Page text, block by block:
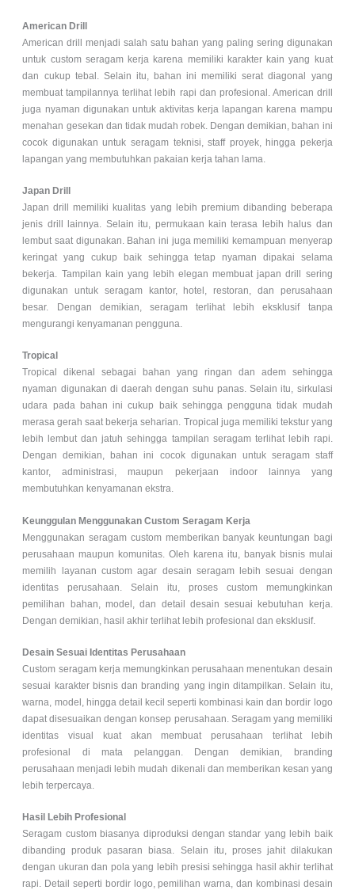
American Drill
American drill menjadi salah satu bahan yang paling sering digunakan
untuk custom seragam kerja karena memiliki karakter kain yang kuat
dan cukup tebal. Selain itu, bahan ini memiliki serat diagonal yang
membuat tampilannya terlihat lebih rapi dan profesional. American drill
juga nyaman digunakan untuk aktivitas kerja lapangan karena mampu
menahan gesekan dan tidak mudah robek. Dengan demikian, bahan ini
cocok digunakan untuk seragam teknisi, staff proyek, hingga pekerja
lapangan yang membutuhkan pakaian kerja tahan lama.
Japan Drill
Japan drill memiliki kualitas yang lebih premium dibanding beberapa
jenis drill lainnya. Selain itu, permukaan kain terasa lebih halus dan
lembut saat digunakan. Bahan ini juga memiliki kemampuan menyerap
keringat yang cukup baik sehingga tetap nyaman dipakai selama
bekerja. Tampilan kain yang lebih elegan membuat japan drill sering
digunakan untuk seragam kantor, hotel, restoran, dan perusahaan
besar. Dengan demikian, seragam terlihat lebih eksklusif tanpa
mengurangi kenyamanan pengguna.
Tropical
Tropical dikenal sebagai bahan yang ringan dan adem sehingga
nyaman digunakan di daerah dengan suhu panas. Selain itu, sirkulasi
udara pada bahan ini cukup baik sehingga pengguna tidak mudah
merasa gerah saat bekerja seharian. Tropical juga memiliki tekstur yang
lebih lembut dan jatuh sehingga tampilan seragam terlihat lebih rapi.
Dengan demikian, bahan ini cocok digunakan untuk seragam staff
kantor, administrasi, maupun pekerjaan indoor lainnya yang
membutuhkan kenyamanan ekstra.
Keunggulan Menggunakan Custom Seragam Kerja
Menggunakan seragam custom memberikan banyak keuntungan bagi
perusahaan maupun komunitas. Oleh karena itu, banyak bisnis mulai
memilih layanan custom agar desain seragam lebih sesuai dengan
identitas perusahaan. Selain itu, proses custom memungkinkan
pemilihan bahan, model, dan detail desain sesuai kebutuhan kerja.
Dengan demikian, hasil akhir terlihat lebih profesional dan eksklusif.
Desain Sesuai Identitas Perusahaan
Custom seragam kerja memungkinkan perusahaan menentukan desain
sesuai karakter bisnis dan branding yang ingin ditampilkan. Selain itu,
warna, model, hingga detail kecil seperti kombinasi kain dan bordir logo
dapat disesuaikan dengan konsep perusahaan. Seragam yang memiliki
identitas visual kuat akan membuat perusahaan terlihat lebih
profesional di mata pelanggan. Dengan demikian, branding
perusahaan menjadi lebih mudah dikenali dan memberikan kesan yang
lebih terpercaya.
Hasil Lebih Profesional
Seragam custom biasanya diproduksi dengan standar yang lebih baik
dibanding produk pasaran biasa. Selain itu, proses jahit dilakukan
dengan ukuran dan pola yang lebih presisi sehingga hasil akhir terlihat
rapi. Detail seperti bordir logo, pemilihan warna, dan kombinasi desain